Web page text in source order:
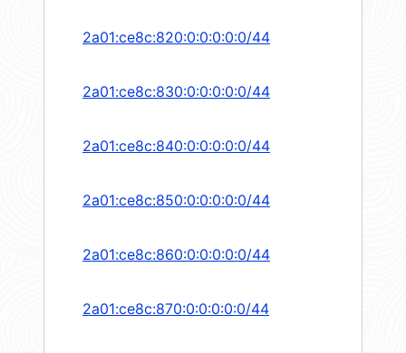
2a01:ce8c:820:0:0:0:0:0/44
2a01:ce8c:830:0:0:0:0:0/44
2a01:ce8c:840:0:0:0:0:0/44
2a01:ce8c:850:0:0:0:0:0/44
2a01:ce8c:860:0:0:0:0:0/44
2a01:ce8c:870:0:0:0:0:0/44